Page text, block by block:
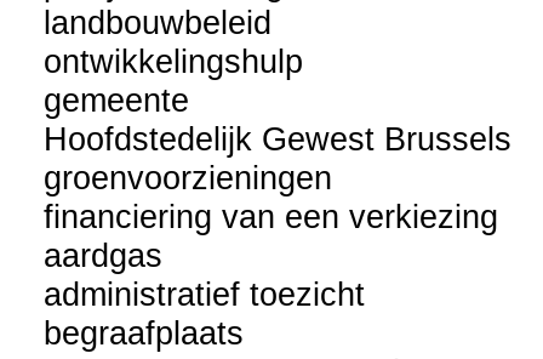
landbouwbeleid
ontwikkelingshulp
gemeente
Hoofdstedelijk Gewest Brussels
groenvoorzieningen
financiering van een verkiezing
aardgas
administratief toezicht
begraafplaats